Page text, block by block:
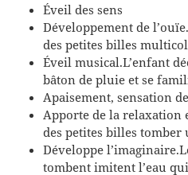
Éveil des sens
Développement de
des petites billes
Éveil musical.L’enfant
bâton de pluie et se
Apaisement, sensation
Apporte de la relaxation
des petites billes tomber
Développe
tombent imitent l’eau